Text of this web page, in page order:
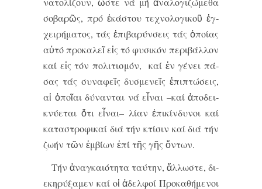
σο­βα­ρῶς, πρό ἑ­κά­στου τε­χνο­λο­γι­κοῦ ἐγ­
χει­ρή­μα­τος, τάς ἐ­πι­βα­ρύν­σεις τάς ὁ­ποί­ας
αὐ­τό προ­κα­λεῖ εἰς τό φυ­σι­κόν πε­ρι­βάλ­λον
καί εἰς τόν πο­λι­τι­σμόν, καί ἐν γέ­νει πά­
σας τάς συ­να­φεῖς δυ­σμε­νεῖς ἐ­πι­πτώ­σεις,
αἱ ὁ­ποῖ­αι δύ­ναν­ται νά εἶ­ναι –καί ἀ­πο­δει­
κνύ­ε­ται ὅ­τι εἶ­ναι– λί­αν ἐ­πι­κίν­δυ­νοι καί
κα­τα­στρο­φι­καί δι­ά τήν κτί­σιν καί δι­ά τήν
ζω­ήν τῶν ἐμ­βί­ων ἐ­πί τῆς γῆς ὄν­των.
Τήν ἀ­ναγ­και­ό­τη­τα ταύ­την, ἄλ­λω­στε, δι­
ε­κη­ρύ­ξα­μεν καί οἱ ἀ­δελ­φοί Προ­κα­θή­με­νοι